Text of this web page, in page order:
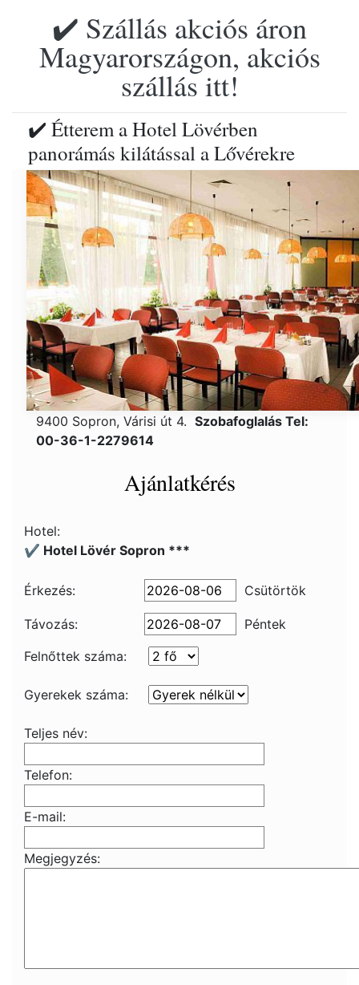
✔️ Szállás akciós áron
Magyarországon, akciós
szállás itt!
✔️ Étterem a Hotel Lövérben
panorámás kilátással a Lővérekre
9400 Sopron, Várisi út 4. Szobafoglalás Tel:
00-36-1-2279614
Ajánlatkérés
Hotel:
✔️ Hotel Lövér Sopron ***
Érkezés: Csütörtök
Távozás:
Péntek
Felnőttek száma:
Gyerekek száma:
Teljes név:
Telefon:
E-mail:
Megjegyzés: